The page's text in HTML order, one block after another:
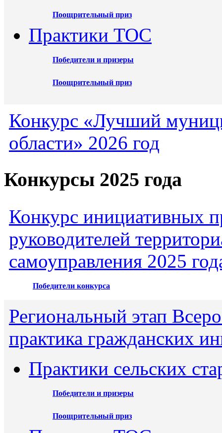
Поощрительный приз
Практики ТОС
Победители и призеры
Поощрительный приз
Конкурс «Лучший
области» 2026 год
Конкурсы 2025 года
Конкурс инициативных
руководителей
самоуправления 2025
Победители конкурса
Региональный этап
практика гражданских
Практики сельских
Победители и призеры
Поощрительный приз